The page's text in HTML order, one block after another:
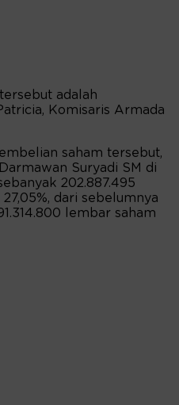
adalah
Komisaris Armada
saham tersebut,
Suryadi SM di
202.887.495
dari sebelumnya
lembar saham